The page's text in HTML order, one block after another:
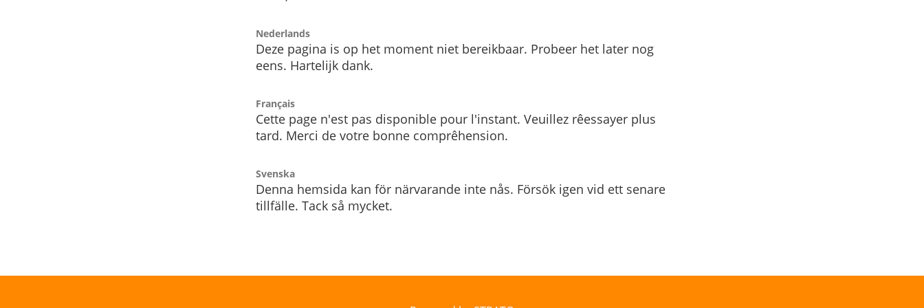
Nederlands
Deze pagina is op het moment niet bereikbaar. Probeer het later nog
eens. Hartelijk dank.
Français
Cette page n'est pas disponible pour l'instant. Veuillez rêessayer plus
tard. Merci de votre bonne comprêhension.
Svenska
Denna hemsida kan för närvarande inte nås. Försök igen vid ett senare
tillfälle. Tack så mycket.